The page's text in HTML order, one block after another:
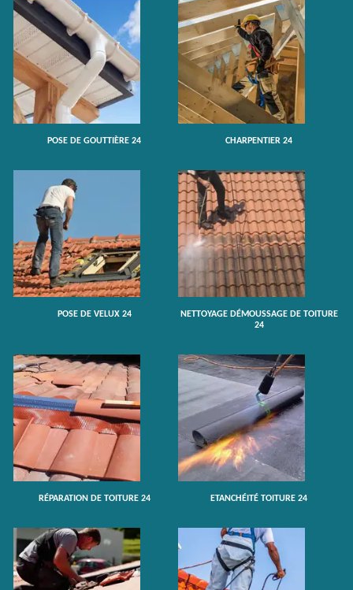
POSE DE GOUTTIÈRE 24 CHARPENTIER 24
POSE DE VELUX 24
NETTOYAGE DÉMOUSSAGE DE TOITURE
24
RÉPARATION DE TOITURE 24 ETANCHÉITÉ TOITURE 24